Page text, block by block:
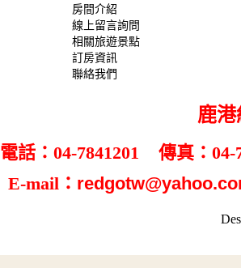
房間介紹
線上留言詢問
相關旅遊景點
訂房資訊
聯絡我們
鹿
電話：04-7841201 傳真：04-
E-mail：